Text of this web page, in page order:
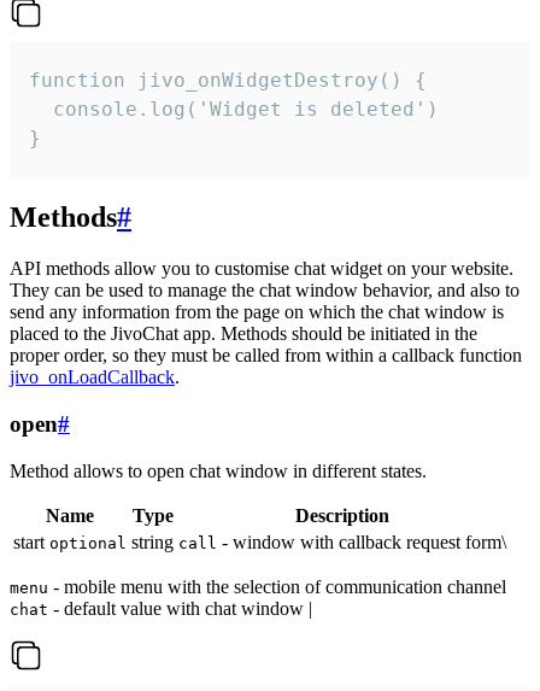
function jivo_onWidgetDestroy() {
  console.log('Widget is deleted')
}
Methods#
API methods allow you to customise chat widget on your website.
They can be used to manage the chat window behavior, and also to
send any information from the page on which the chat window is
placed to the JivoChat app. Methods should be initiated in the
proper order, so they must be called from within a callback function
jivo_onLoadCallback.
open#
Method allows to open chat window in different states.
Name Type
Description
start optional string call - window with callback request form\
menu - mobile menu with the selection of communication channel
chat - default value with chat window |